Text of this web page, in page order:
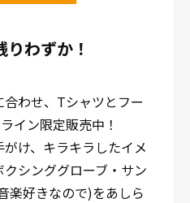
わずか！
わせ、Tシャツとフー
イン限定販売中！
け、キラキラしたイメ
シンググローブ・サン
楽好きなので)をあしら